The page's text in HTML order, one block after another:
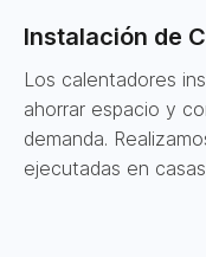
Instalación de
Los calentadores
ahorrar espacio y
demanda.
ejecutadas en